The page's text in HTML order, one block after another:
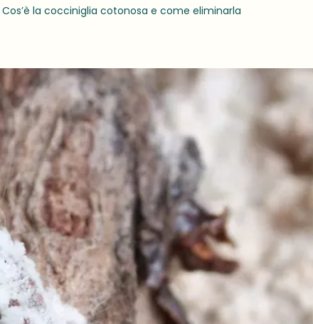
Cos’è la cocciniglia cotonosa e come eliminarla